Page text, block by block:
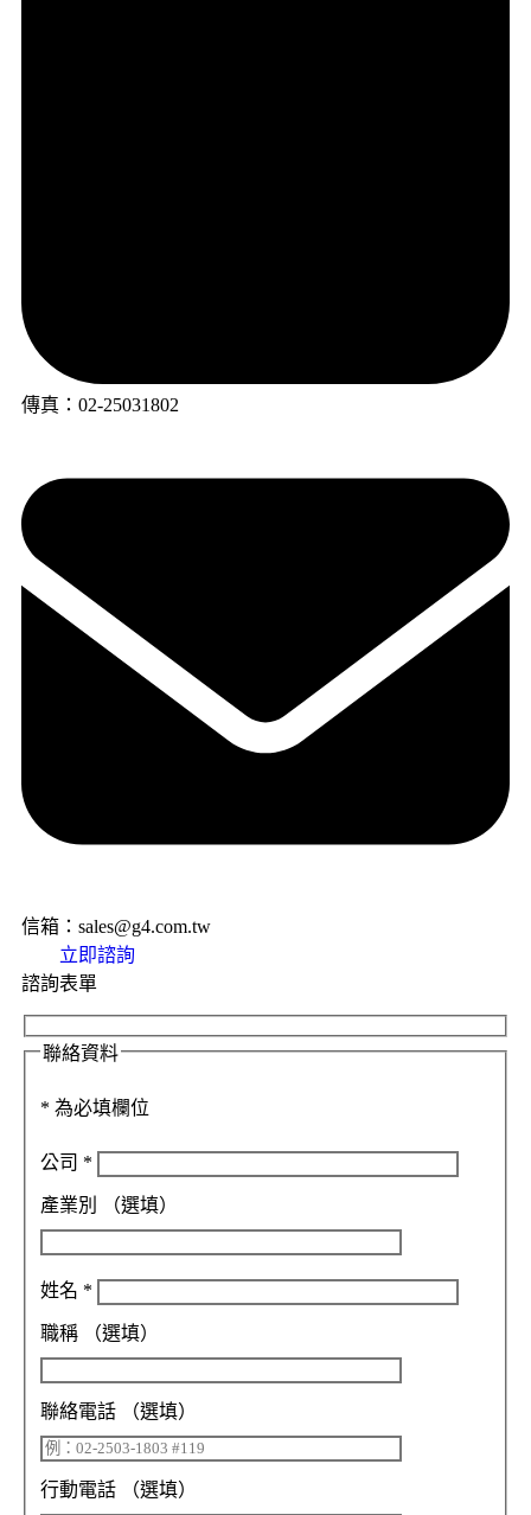
傳真：02-25031802
信箱：sales@g4.com.tw
立即諮詢
諮詢表單
聯絡資料
* 為必填欄位
公司 *
產業別 （選填）
姓名 *
職稱 （選填）
聯絡電話 （選填）
行動電話 （選填）